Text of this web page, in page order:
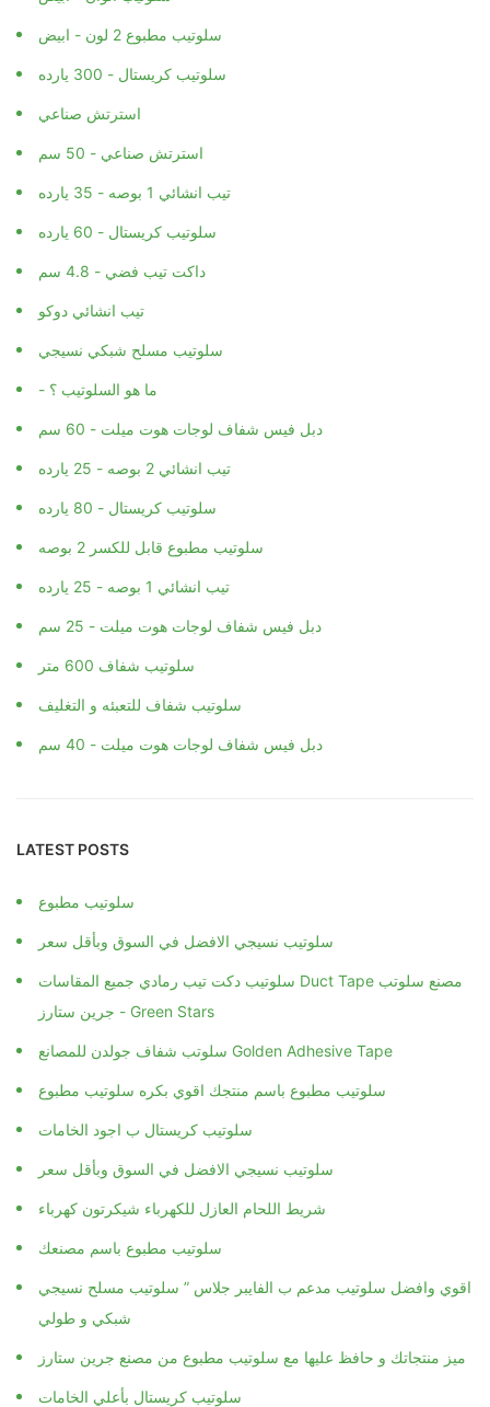
سلوتيب مطبوع 2 لون - ابيض
سلوتيب كريستال - 300 يارده
استرتش صناعي
استرتش صناعي - 50 سم
تيب انشائي 1 بوصه - 35 يارده
سلوتيب كريستال - 60 يارده
داكت تيب فضي - 4.8 سم
تيب انشائي دوكو
سلوتيب مسلح شبكي نسيجي
- ما هو السلوتيب ؟
دبل فيس شفاف لوجات هوت ميلت - 60 سم
تيب انشائي 2 بوصه - 25 يارده
سلوتيب كريستال - 80 يارده
سلوتيب مطبوع قابل للكسر 2 بوصه
تيب انشائي 1 بوصه - 25 يارده
دبل فيس شفاف لوجات هوت ميلت - 25 سم
سلوتيب شفاف 600 متر
سلوتيب شفاف للتعبئه و التغليف
دبل فيس شفاف لوجات هوت ميلت - 40 سم
LATEST POSTS
سلوتيب مطبوع
سلوتيب نسيجي الافضل في السوق وبأقل سعر
سلوتيب دكت تيب رمادي جميع المقاسات Duct Tape مصنع سلوتب
جرين ستارز - Green Stars
سلوتب شفاف جولدن للمصانع Golden Adhesive Tape
سلوتيب مطبوع باسم منتجك اقوي بكره سلوتيب مطبوع
سلوتيب كريستال ب اجود الخامات
سلوتيب نسيجي الافضل في السوق وبأقل سعر
شريط اللحام العازل للكهرباء شيكرتون كهرباء
سلوتيب مطبوع باسم مصنعك
اقوي وافضل سلوتيب مدعم ب الفايبر جلاس ” سلوتيب مسلح نسيجي
شبكي و طولي
ميز منتجاتك و حافظ عليها مع سلوتيب مطبوع من مصنع جرين ستارز
سلوتيب كريستال بأعلي الخامات